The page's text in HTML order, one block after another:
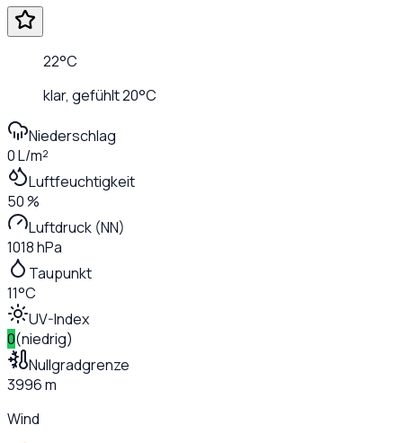
22°C
klar, gefühlt20°C
Niederschlag
0 L/m²
Luftfeuchtigkeit
50 %
Luftdruck (NN)
1018 hPa
Taupunkt
11°C
UV-Index
0(niedrig)
Nullgradgrenze
3996 m
Wind